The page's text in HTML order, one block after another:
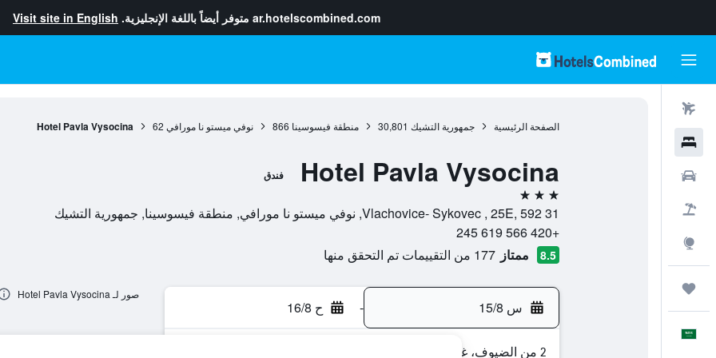
ar.hotelscombined.com متوفر أيضاً باللغة الإنجليزية. Visit site in English
الصفحة الرئيسية جمهورية التشيك 30,801 منطقة فيسوسينا 866 نوفي ميستو نا مورافي 62
Hotel Pavla Vysocina
Hotel Pavla Vysocina فندق
3 نجوم
Vlachovice- Sykovec , 25E, 592 31, نوفي ميستو نا مورافي, منطقة فيسوسينا, جمهورية التشيك
+420 566 619 245
8.5 ممتاز 177 من التقييمات تم التحقق منها
س 15/8 - ح 16/8
2 من الضيوف، غرفة واحدة
صور لـ Hotel Pavla Vysocina